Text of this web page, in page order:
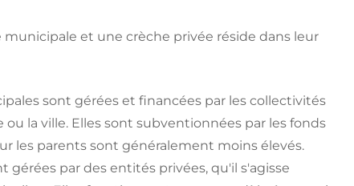
et une crèche privée réside dans leur
sont gérées et financées par les collectivités
la ville. Elles sont subventionnées par les fonds
les parents sont généralement moins élevés.
gérées par des entités privées, qu'il s'agisse